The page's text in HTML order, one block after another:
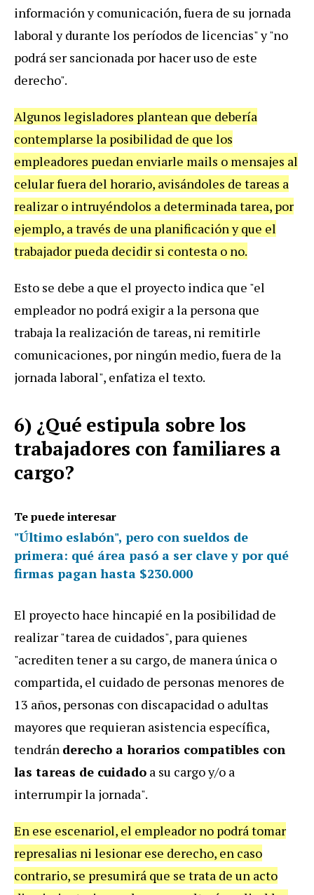
información y comunicación, fuera de su jornada
laboral y durante los períodos de licencias" y "no
podrá ser sancionada por hacer uso de este
derecho".
Algunos legisladores plantean que debería
contemplarse la posibilidad de que los
empleadores puedan enviarle mails o mensajes al
celular fuera del horario, avisándoles de tareas a
realizar o intruyéndolos a determinada tarea, por
ejemplo, a través de una planificación y que el
trabajador pueda decidir si contesta o no.
Esto se debe a que el proyecto indica que "el
empleador no podrá exigir a la persona que
trabaja la realización de tareas, ni remitirle
comunicaciones, por ningún medio, fuera de la
jornada laboral", enfatiza el texto.
6) ¿Qué estipula sobre los
trabajadores con familiares a
cargo?
Te puede interesar
"Último eslabón", pero con sueldos de
primera: qué área pasó a ser clave y por qué
firmas pagan hasta $230.000
El proyecto hace hincapié en la posibilidad de
realizar "tarea de cuidados", para quienes
"acrediten tener a su cargo, de manera única o
compartida, el cuidado de personas menores de
13 años, personas con discapacidad o adultas
mayores que requieran asistencia específica,
tendrán derecho a horarios compatibles con
las tareas de cuidado a su cargo y/o a
interrumpir la jornada".
En ese escenariol, el empleador no podrá tomar
represalias ni lesionar ese derecho, en caso
contrario, se presumirá que se trata de un acto